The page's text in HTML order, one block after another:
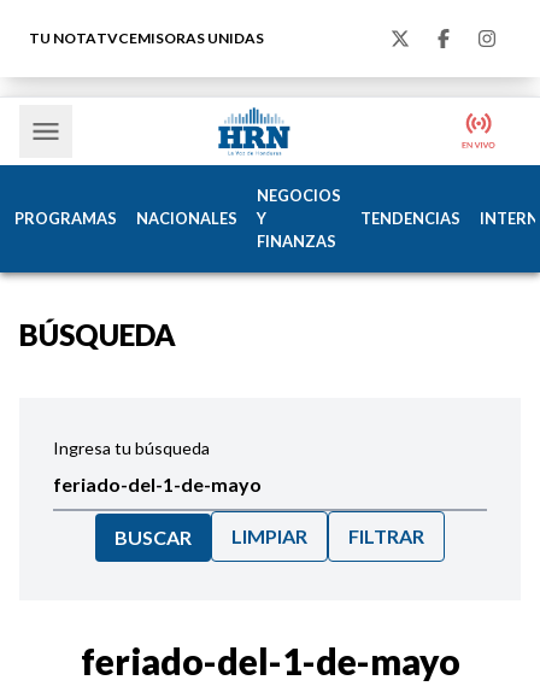
TU NOTATVCEMISORAS UNIDAS
PROGRAMAS NACIONALES
NEGOCIOS
Y
FINANZAS
TENDENCIAS
BÚSQUEDA
Ingresa tu búsqueda
BUSCAR LIMPIAR FILTRAR
feriado-del-1-de-mayo